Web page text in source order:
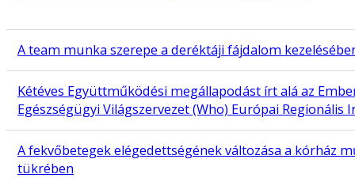
A team munka szerepe a deréktáji fájdalom
Kétéves Együttműködési megállapodást írt alá az
Egészségügyi Világszervezet (Who) Európai Regionális
A fekvőbetegek elégedettségének változása a kórház
tükrében